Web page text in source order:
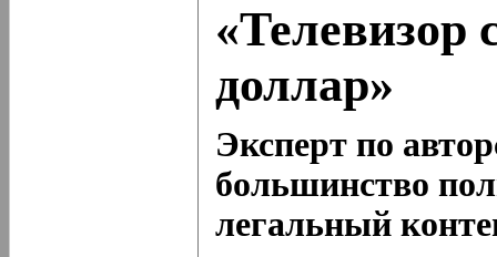
«Телевизор
доллар»
Эксперт по
большинство
легальный